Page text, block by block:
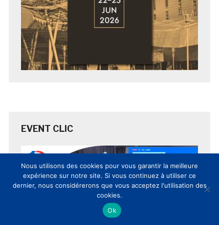
EVENT CLIC
Nous utilisons des cookies pour vous garantir la meilleure
expérience sur notre site. Si vous continuez à utiliser ce
dernier, nous considérerons que vous acceptez l'utilisation des
cookies.
Ok